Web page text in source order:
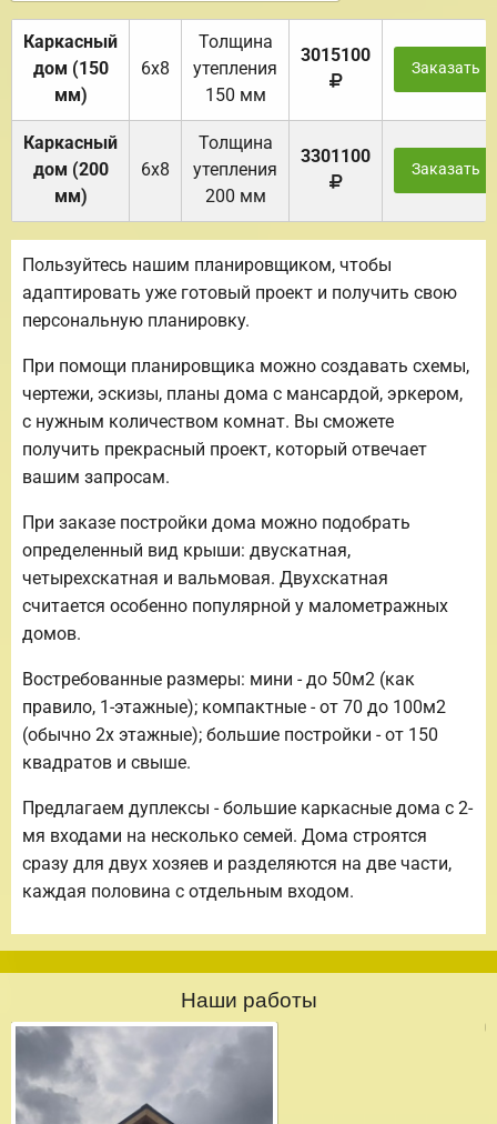
Каркасный
дом (150
мм)
6х8
Толщина
утепления
150 мм
3015100
Заказать
Каркасный
дом (200
мм)
6х8
Толщина
утепления
200 мм
3301100
Заказать
Пользуйтесь нашим планировщиком, чтобы
адаптировать уже готовый проект и получить свою
персональную планировку.
При помощи планировщика можно создавать схемы,
чертежи, эскизы, планы дома с мансардой, эркером,
с нужным количеством комнат. Вы сможете
получить прекрасный проект, который отвечает
вашим запросам.
При заказе постройки дома можно подобрать
определенный вид крыши: двускатная,
четырехскатная и вальмовая. Двухскатная
считается особенно популярной у малометражных
домов.
Востребованные размеры: мини - до 50м2 (как
правило, 1-этажные); компактные - от 70 до 100м2
(обычно 2х этажные); большие постройки - от 150
квадратов и свыше.
Предлагаем дуплексы - большие каркасные дома с 2-
мя входами на несколько семей. Дома строятся
сразу для двух хозяев и разделяются на две части,
каждая половина с отдельным входом.
Наши работы